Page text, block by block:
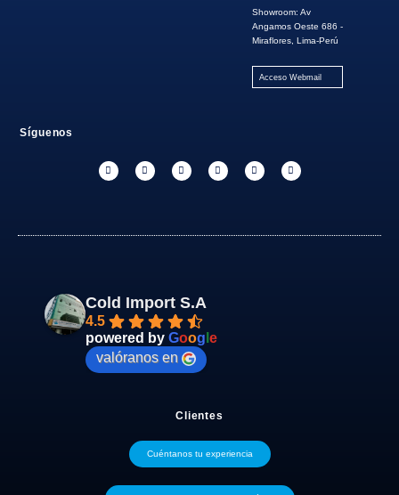
Showroom: Av
Angamos Oeste 686 -
Miraflores, Lima-Perú
Acceso Webmail
Síguenos
Cold Import S.A
4.5
powered by Goog e
valóranos en
Clientes
Cuéntanos tu experiencia